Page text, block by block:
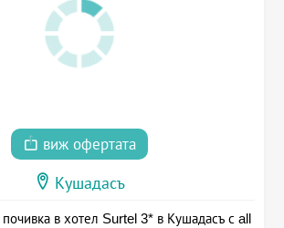
виж офертата
Кушадасъ
в хотел Surtel 3* в Кушадасъ с all